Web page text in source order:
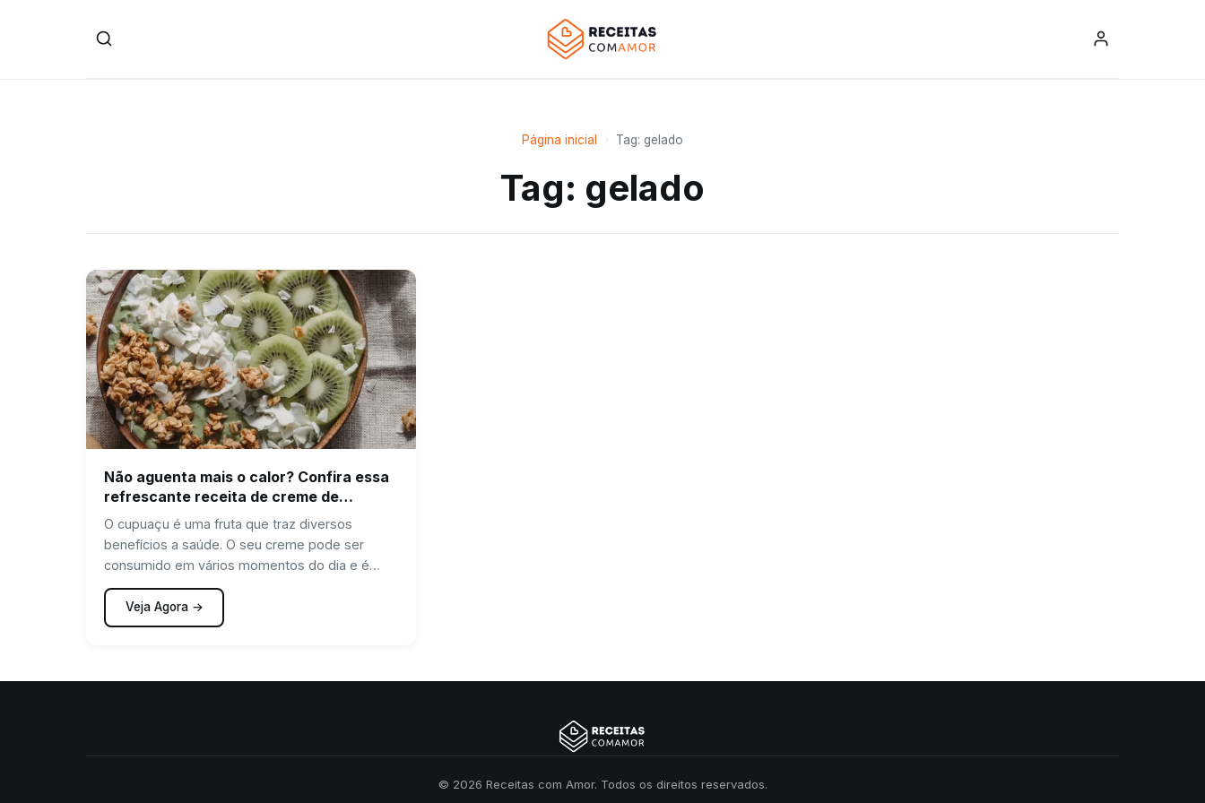
Página inicial Tag: gelado
Tag: gelado
Não aguenta mais o calor? Confira essa
refrescante receita de creme de
cupuaçu
O cupuaçu é uma fruta que traz diversos
benefícios a saúde. O seu creme pode ser
consumido em vários momentos do dia e é
super…
Veja Agora →
© 2026 Receitas com Amor. Todos os direitos reservados.